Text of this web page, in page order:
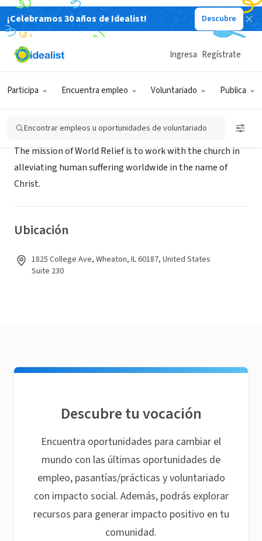
¡Celebramos 30 años de Idealist! Descubre
Participa Encuentra empleo Voluntariado Publica
Ingresa Regístrate
Encontrar empleos u oportunidades de voluntariado
ORGANIZACIÓN SIN FIN DE LUCRO
World Relief of DuPage, IL
The mission of World Relief is to work with the church in
alleviating human suffering worldwide in the name of
Christ.
Ubicación
1825 College Ave, Wheaton, IL 60187, United States
Suite 230
Descubre tu vocación
Encuentra oportunidades para cambiar el
mundo con las últimas oportunidades de
empleo, pasantías/prácticas y voluntariado
con impacto social. Además, podrás explorar
recursos para generar impacto positivo en tu
comunidad.